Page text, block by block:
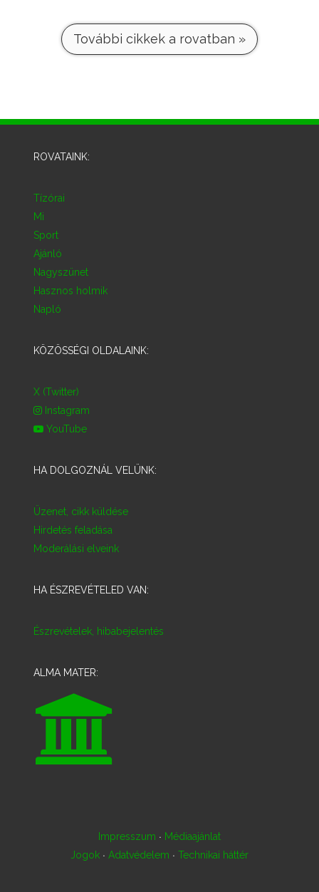
További cikkek a rovatban »
ROVATAINK:
Tízórai
Mi
Sport
Ajánló
Nagyszünet
Hasznos holmik
Napló
KÖZÖSSÉGI OLDALAINK:
X (Twitter)
Instagram
YouTube
HA DOLGOZNÁL VELÜNK:
Üzenet, cikk küldése
Hirdetés feladása
Moderálási elveink
HA ÉSZREVÉTELED VAN:
Észrevételek, hibabejelentés
ALMA MATER:
Impresszum · Médiaajánlat
Jogok · Adatvédelem · Technikai háttér